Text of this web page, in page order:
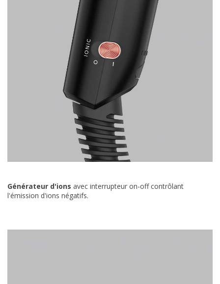
Générateur d'ions avec interrupteur on-off contrôlant
l'émission d'ions négatifs.